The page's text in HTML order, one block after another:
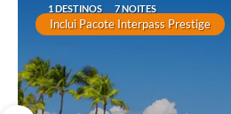
1 DESTINOS 7 NOITES
Inclui Pacote Interpass Prestige